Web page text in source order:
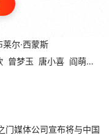
莱尔·西蒙斯
曾梦玉 唐小喜 阎萌萌
媒体公司宣布将与中国